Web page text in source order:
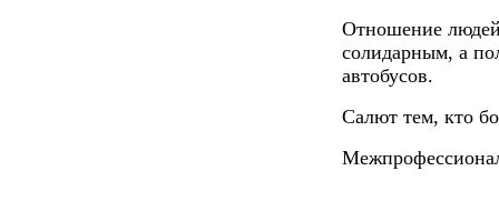
Отношение
солидарным, а
автобусов.
Салют тем, кто